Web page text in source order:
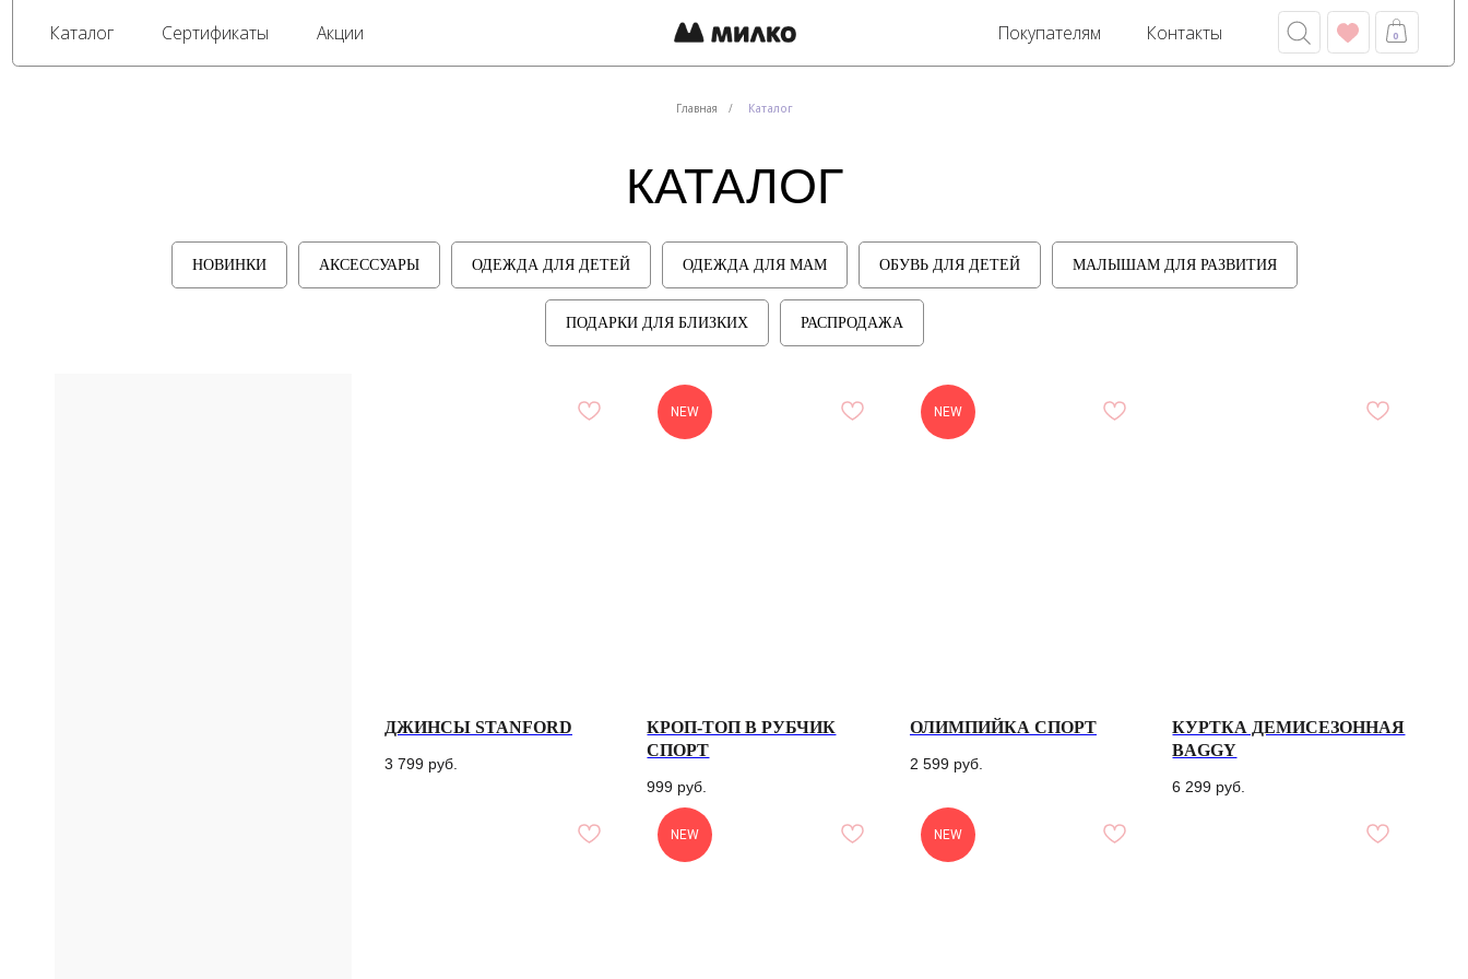
Каталог Сертификаты Акции Контакты
Главная / Каталог
КАТАЛОГ
НОВИНКИ АКСЕССУАРЫ ОДЕЖДА ДЛЯ ДЕТЕЙ ОДЕЖДА ДЛЯ МАМ ОБУВЬ ДЛЯ ДЕТЕЙ МАЛЫШАМ ДЛЯ РАЗВИТИЯ
ПОДАРКИ ДЛЯ БЛИЗКИХ РАСПРОДАЖА
ДЖИНСЫ STANFORD
3 799 руб.
NEW
КРОП-ТОП В РУБЧИК
СПОРТ
999 руб.
NEW
ОЛИМПИЙКА СПОРТ
2 599 руб.
КУРТКА ДЕМИСЕЗОННАЯ
BAGGY
6 299 руб.
NEW NEW